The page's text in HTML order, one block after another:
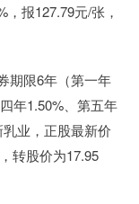
报127.79元/张，
期限6年（第一年
年1.50%、第五年
业，正股最新价
转股价为17.95